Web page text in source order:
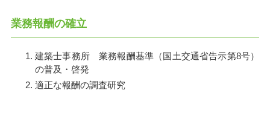
業務報酬の確立
建築士事務所 業務報酬基準（国土交通省告示第8号）
の普及・啓発
適正な報酬の調査研究